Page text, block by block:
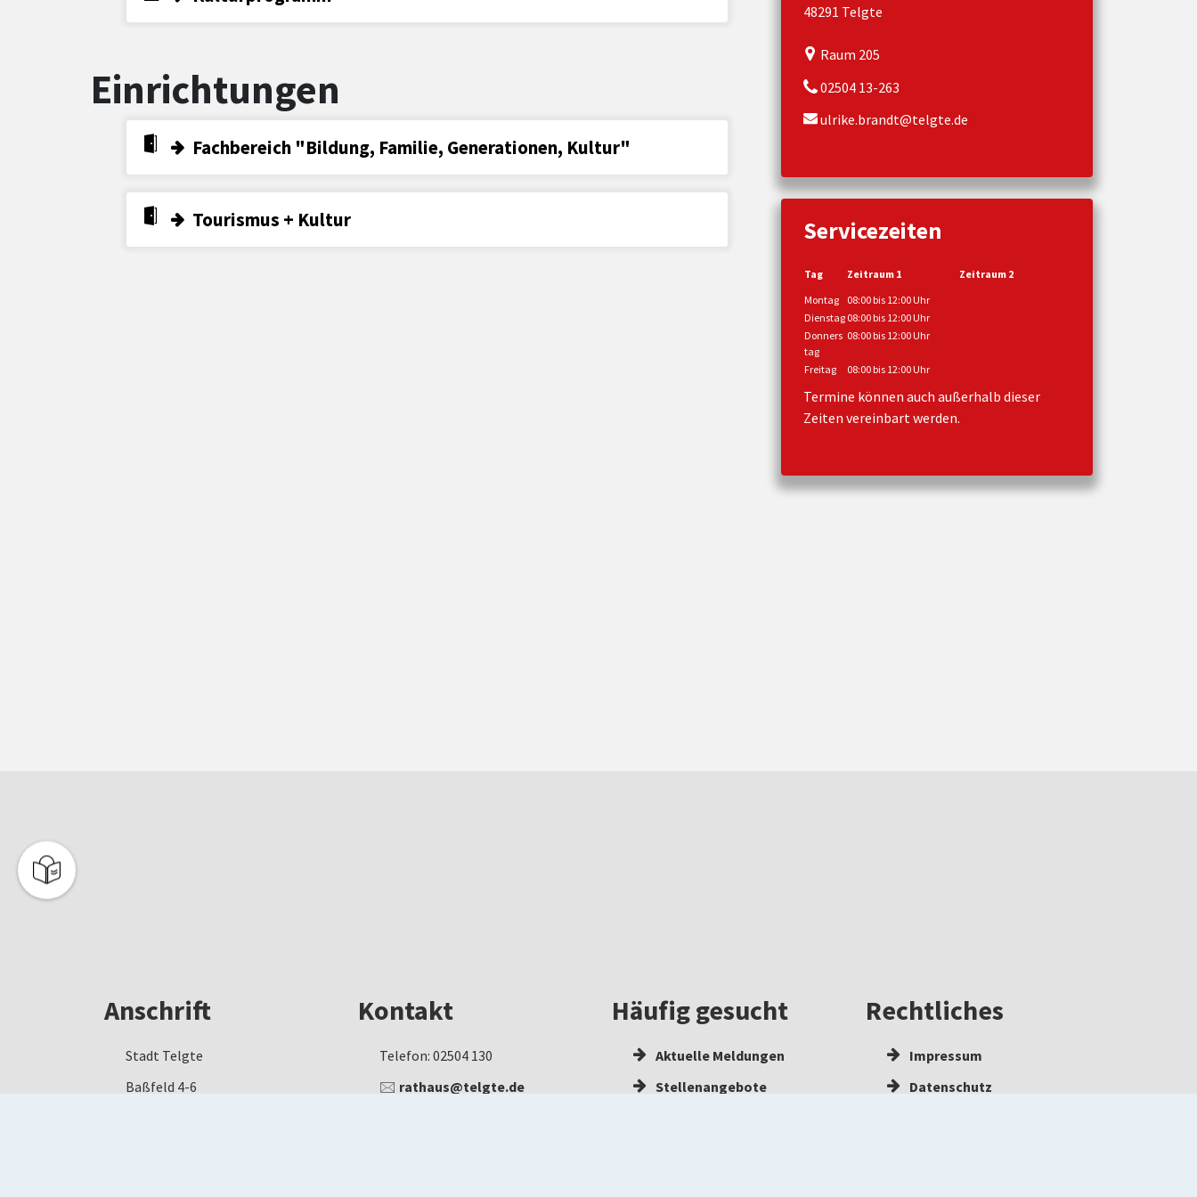
Einrichtungen
Fachbereich "Bildung, Familie, Generationen, Kultur"
Tourismus + Kultur
48291 Telgte
Raum 205
02504 13-263
ulrike.brandt@telgte.de
Servicezeiten
Tag Zeitraum 1
Zeitraum 2
Montag
08:00 bis 12:00 Uhr
Dienstag 08:00 bis 12:00 Uhr
Donners
tag
08:00 bis 12:00 Uhr
Freitag 08:00 bis 12:00 Uhr
Termine können auch außerhalb dieser
Zeiten vereinbart werden.
Anschrift
Stadt Telgte
Baßfeld 4-6
Kontakt
Telefon: 02504 130
🖂 rathaus@telgte.de
Häufig gesucht
Aktuelle Meldungen
Stellenangebote
Rechtliches
Impressum
Datenschutz